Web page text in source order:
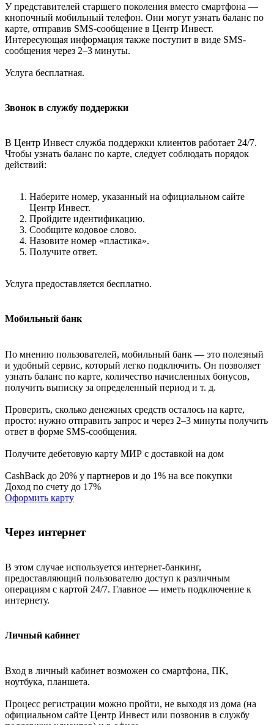
У представителей старшего поколения вместо смартфона —
кнопочный мобильный телефон. Они могут узнать баланс по
карте, отправив SMS-сообщение в Центр Инвест.
Интересующая информация также поступит в виде SMS-
сообщения через 2–3 минуты.
Услуга бесплатная.
Звонок в службу поддержки
В Центр Инвест служба поддержки клиентов работает 24/7.
Чтобы узнать баланс по карте, следует соблюдать порядок
действий:
Наберите номер, указанный на официальном сайте
Центр Инвест.
Пройдите идентификацию.
Сообщите кодовое слово.
Назовите номер «пластика».
Получите ответ.
Услуга предоставляется бесплатно.
Мобильный банк
По мнению пользователей, мобильный банк — это полезный
и удобный сервис, который легко подключить. Он позволяет
узнать баланс по карте, количество начисленных бонусов,
получить выписку за определенный период и т. д.
Проверить, сколько денежных средств осталось на карте,
просто: нужно отправить запрос и через 2–3 минуты получить
ответ в форме SMS-сообщения.
Получите дебетовую карту МИР с доставкой на дом
CashBack до 20% у партнеров и до 1% на все покупки
Доход по счету до 17%
Оформить карту
Через интернет
В этом случае используется интернет-банкинг,
предоставляющий пользователю доступ к различным
операциям с картой 24/7. Главное — иметь подключение к
интернету.
Личный кабинет
Вход в личный кабинет возможен со смартфона, ПК,
ноутбука, планшета.
Процесс регистрации можно пройти, не выходя из дома (на
официальном сайте Центр Инвест или позвонив в службу